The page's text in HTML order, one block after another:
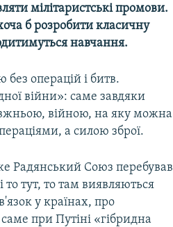
мілітаристські промови.
б розробити класичну
навчання.
без операцій і битв.
війни»: саме завдяки
війною, на яку можна
а силою зброї.
Радянський Союз перебував
то тут, то там виявляються
у країнах, про
при Путіні «гібридна